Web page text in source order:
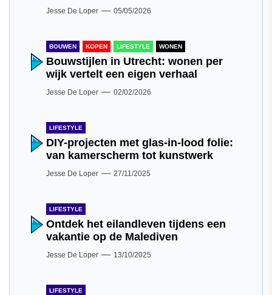
Jesse De Loper 05/05/2026
BOUWEN KOPEN LIFESTYLE WONEN
Bouwstijlen in Utrecht: wonen per
wijk vertelt een eigen verhaal
Jesse De Loper 02/02/2026
LIFESTYLE
DIY-projecten met glas-in-lood folie:
van kamerscherm tot kunstwerk
Jesse De Loper 27/11/2025
LIFESTYLE
Ontdek het eilandleven tijdens een
vakantie op de Malediven
Jesse De Loper 13/10/2025
LIFESTYLE